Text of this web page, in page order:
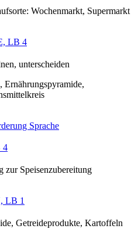
Wochenmarkt, Supermarkt
LB 4
unterscheiden
Ernährungspyramide,
Sprache
4
zur Speisenzubereitung
LB 1
Getreideprodukte, Kartoffeln